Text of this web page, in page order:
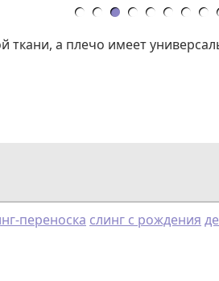
ткани, а плечо имеет
переноска слинг с рождения